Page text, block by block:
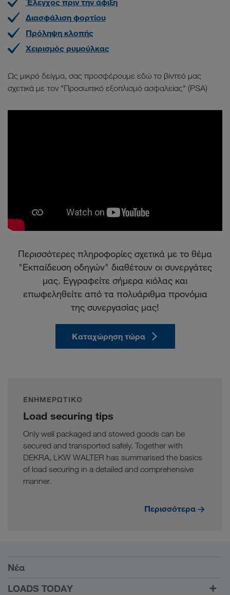
Έλεγχος πριν την άφιξη
Διασφάλιση φορτίου
Πρόληψη κλοπής
Χειρισμός ρυμούλκας
Ως μικρό δείγμα, σας προσφέρουμε εδώ το βίντεό μας
σχετικά με τον "Προσωπικό εξοπλισμό ασφαλείας" (PSA)
Περισσότερες πληροφορίες σχετικά με το θέμα
"Εκπαίδευση οδηγών" διαθέτουν οι συνεργάτες
μας. Εγγραφείτε σήμερα κιόλας και
επωφεληθείτε από τα πολυάριθμα προνόμια
της συνεργασίας μας!
Καταχώρηση τώρα
ΕΝΗΜΕΡΩΤΙΚΌ
Load securing tips
Only well packaged and stowed goods can be
secured and transported safely. Together with
DEKRA, LKW WALTER has summarised the basics
of load securing in a detailed and comprehensive
manner.
Περισσότερα
Προϋποθέσεις
Νέα
LOADS TODAY